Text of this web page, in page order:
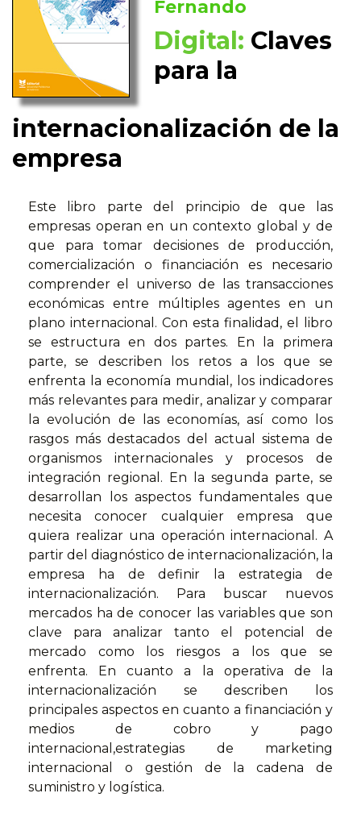
Fernando
Digital: Claves
para la
internacionalización de la
empresa
Este libro parte del principio de que las
empresas operan en un contexto global y de
que para tomar decisiones de producción,
comercialización o financiación es necesario
comprender el universo de las transacciones
económicas entre múltiples agentes en un
plano internacional. Con esta finalidad, el libro
se estructura en dos partes. En la primera
parte, se describen los retos a los que se
enfrenta la economía mundial, los indicadores
más relevantes para medir, analizar y comparar
la evolución de las economías, así como los
rasgos más destacados del actual sistema de
organismos internacionales y procesos de
integración regional. En la segunda parte, se
desarrollan los aspectos fundamentales que
necesita conocer cualquier empresa que
quiera realizar una operación internacional. A
partir del diagnóstico de internacionalización, la
empresa ha de definir la estrategia de
internacionalización. Para buscar nuevos
mercados ha de conocer las variables que son
clave para analizar tanto el potencial de
mercado como los riesgos a los que se
enfrenta. En cuanto a la operativa de la
internacionalización se describen los
principales aspectos en cuanto a financiación y
medios de cobro y pago
internacional,estrategias de marketing
internacional o gestión de la cadena de
suministro y logística.